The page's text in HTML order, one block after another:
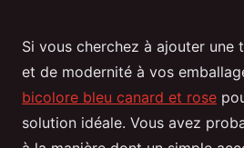
Si vous cherchez à ajouter une
et de modernité à vos
bicolore bleu canard et rose
solution idéale. Vous avez